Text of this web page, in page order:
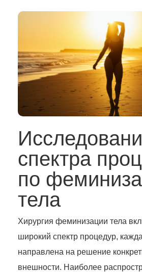
спектра
по
тела
Хирургия феминизации тела
широкий спектр процедур,
направлена на решение
внешности. Наиболее